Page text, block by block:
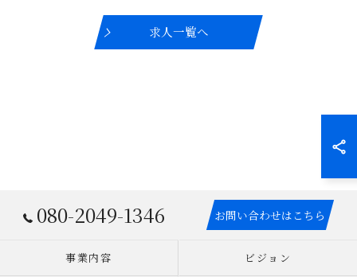
求人一覧へ
080-2049-1346 お問い合わせはこちら
事業内容 ビジョン